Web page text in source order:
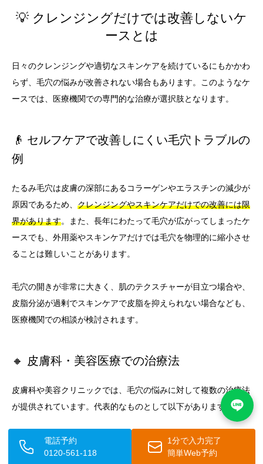
💡 クレンジングだけでは改善しないケ
ースとは
日々のクレンジングや適切なスキンケアを続けているにもかかわ
らず、毛穴の悩みが改善されない場合もあります。このようなケ
ースでは、医療機関での専門的な治療が選択肢となります。
👴 セルフケアで改善しにくい毛穴トラブルの
例
たるみ毛穴は皮膚の深部にあるコラーゲンやエラスチンの減少が
原因であるため、 クレンジングやスキンケアだけでの改善には限
界があります。また、長年にわたって毛穴が広がってしまったケ
ースでも、外用薬やスキンケアだけでは毛穴を物理的に縮小させ
ることは難しいことがあります。
毛穴の開きが非常に大きく、肌のテクスチャーが目立つ場合や、
皮脂分泌が過剰でスキンケアで皮脂を抑えられない場合なども、
医療機関での相談が検討されます。
🔸 皮膚科・美容医療での治療法
皮膚科や美容クリニックでは、毛穴の悩みに対して複数の治療法
が提供されています。代表的なものとして以下があります。
ケミカルピーリングは、グリコール酸やサリチル酸などの酸性の
薬剤を肌に塗布し、古い角質を取り除いて肌のターンオーバーを
電話予約
0120-561-118
1分で入力完了
簡単Web予約